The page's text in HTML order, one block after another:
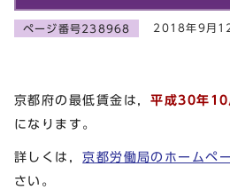
ページ番号238968 2018年9月
京都府の最低賃金は，平成30年10
になります。
詳しくは，京都労働局のホームペ
さい。